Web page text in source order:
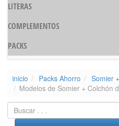
LITERAS
COMPLEMENTOS
PACKS
inicio Packs Ahorro
Somier
Modelos de Somier + Colchón